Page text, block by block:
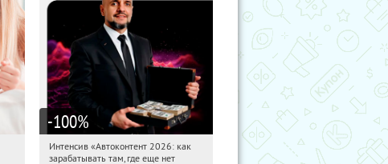
-100%
22:33:13 Получили:
Интенсив «Автоконтент 2026: как
зарабатывать там, где еще нет